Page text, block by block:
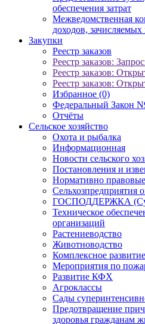
обеспечения затрат
Межведомственная
доходов,
Закупки
Реестр заказов
Реестр заказов:
Реестр заказов:
Реестр заказов:
Избранное (0)
Федеральный Закон
Отчёты
Сельское хозяйство
Охота и рыбалка
Информационная
Новости сельского
Постановления и
Нормативно
Сельхозпредприятия
ГОСПОДДЕРЖКА
Техническое
организаций
Растениеводство
Животноводство
Комплексное
Мероприятия по
Развитие КФХ
Агроклассы
Сады
Предотвращение
здоровья гражданам